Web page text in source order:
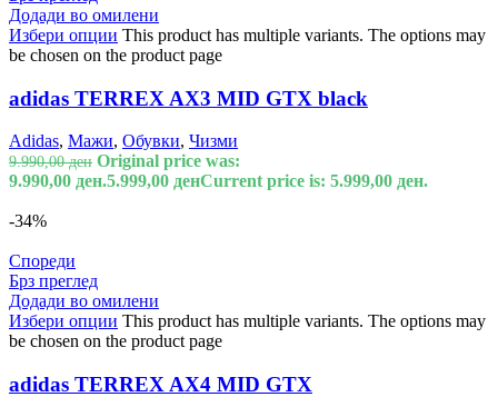
Додади во омилени
Избери опции This product has multiple variants. The options may
be chosen on the product page
adidas TERREX AX3 MID GTX black
Adidas, Мажи, Обувки, Чизми
9.990,00ден Original price was:
9.990,00 ден.5.999,00 денCurrent price is: 5.999,00 ден.
-34%
Спореди
Брз преглед
Додади во омилени
Избери опции This product has multiple variants. The options may
be chosen on the product page
adidas TERREX AX4 MID GTX